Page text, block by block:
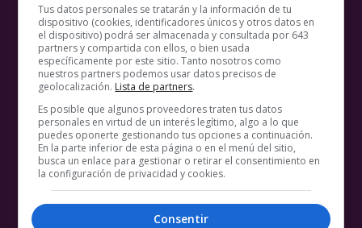
Tus datos personales se tratarán y la información de tu
dispositivo (cookies, identificadores únicos y otros datos en
el dispositivo) podrá ser almacenada y consultada por 643
partners y compartida con ellos, o bien usada
específicamente por este sitio. Tanto nosotros como
nuestros partners podemos usar datos precisos de
geolocalización. Lista de partners.
Es posible que algunos proveedores traten tus datos
personales en virtud de un interés legítimo, algo a lo que
puedes oponerte gestionando tus opciones a continuación.
En la parte inferior de esta página o en el menú del sitio,
busca un enlace para gestionar o retirar el consentimiento en
la configuración de privacidad y cookies.
Consentir